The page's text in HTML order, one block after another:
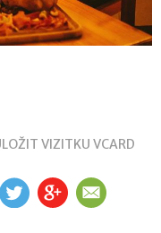
VIZITKU VCARD
TW G+ EM